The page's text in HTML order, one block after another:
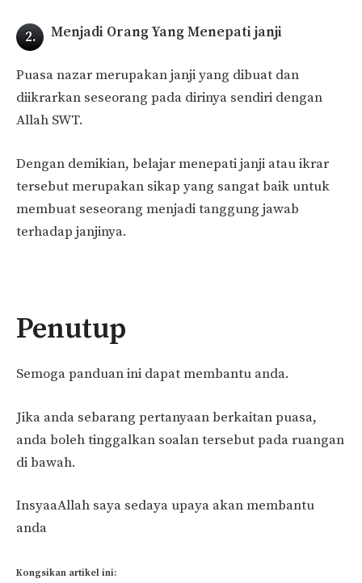
2. Menjadi Orang Yang Menepati janji
Puasa nazar merupakan janji yang dibuat dan
diikrarkan seseorang pada dirinya sendiri dengan
Allah SWT.
Dengan demikian, belajar menepati janji atau ikrar
tersebut merupakan sikap yang sangat baik untuk
membuat seseorang menjadi tanggung jawab
terhadap janjinya.
Penutup
Semoga panduan ini dapat membantu anda.
Jika anda sebarang pertanyaan berkaitan puasa,
anda boleh tinggalkan soalan tersebut pada ruangan
di bawah.
InsyaaAllah saya sedaya upaya akan membantu
anda
Kongsikan artikel ini: